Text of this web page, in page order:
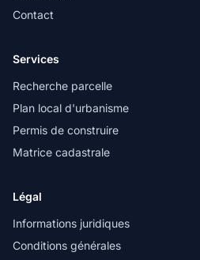
Contact
Services
Recherche parcelle
Plan local d'urbanisme
Permis de construire
Matrice cadastrale
Légal
Informations juridiques
Conditions générales